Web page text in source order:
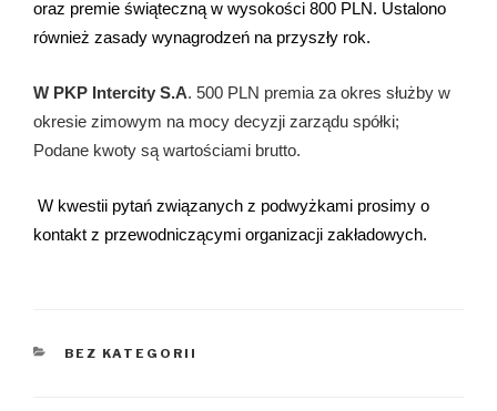
oraz premie świąteczną w wysokości 800 PLN. Ustalono
również zasady wynagrodzeń na przyszły rok.
W PKP Intercity S.A. 500 PLN premia za okres służby w
okresie zimowym na mocy decyzji zarządu spółki;
Podane kwoty są wartościami brutto.
W kwestii pytań związanych z podwyżkami prosimy o
kontakt z przewodniczącymi organizacji zakładowych.
KATEGORIE
BEZ KATEGORII